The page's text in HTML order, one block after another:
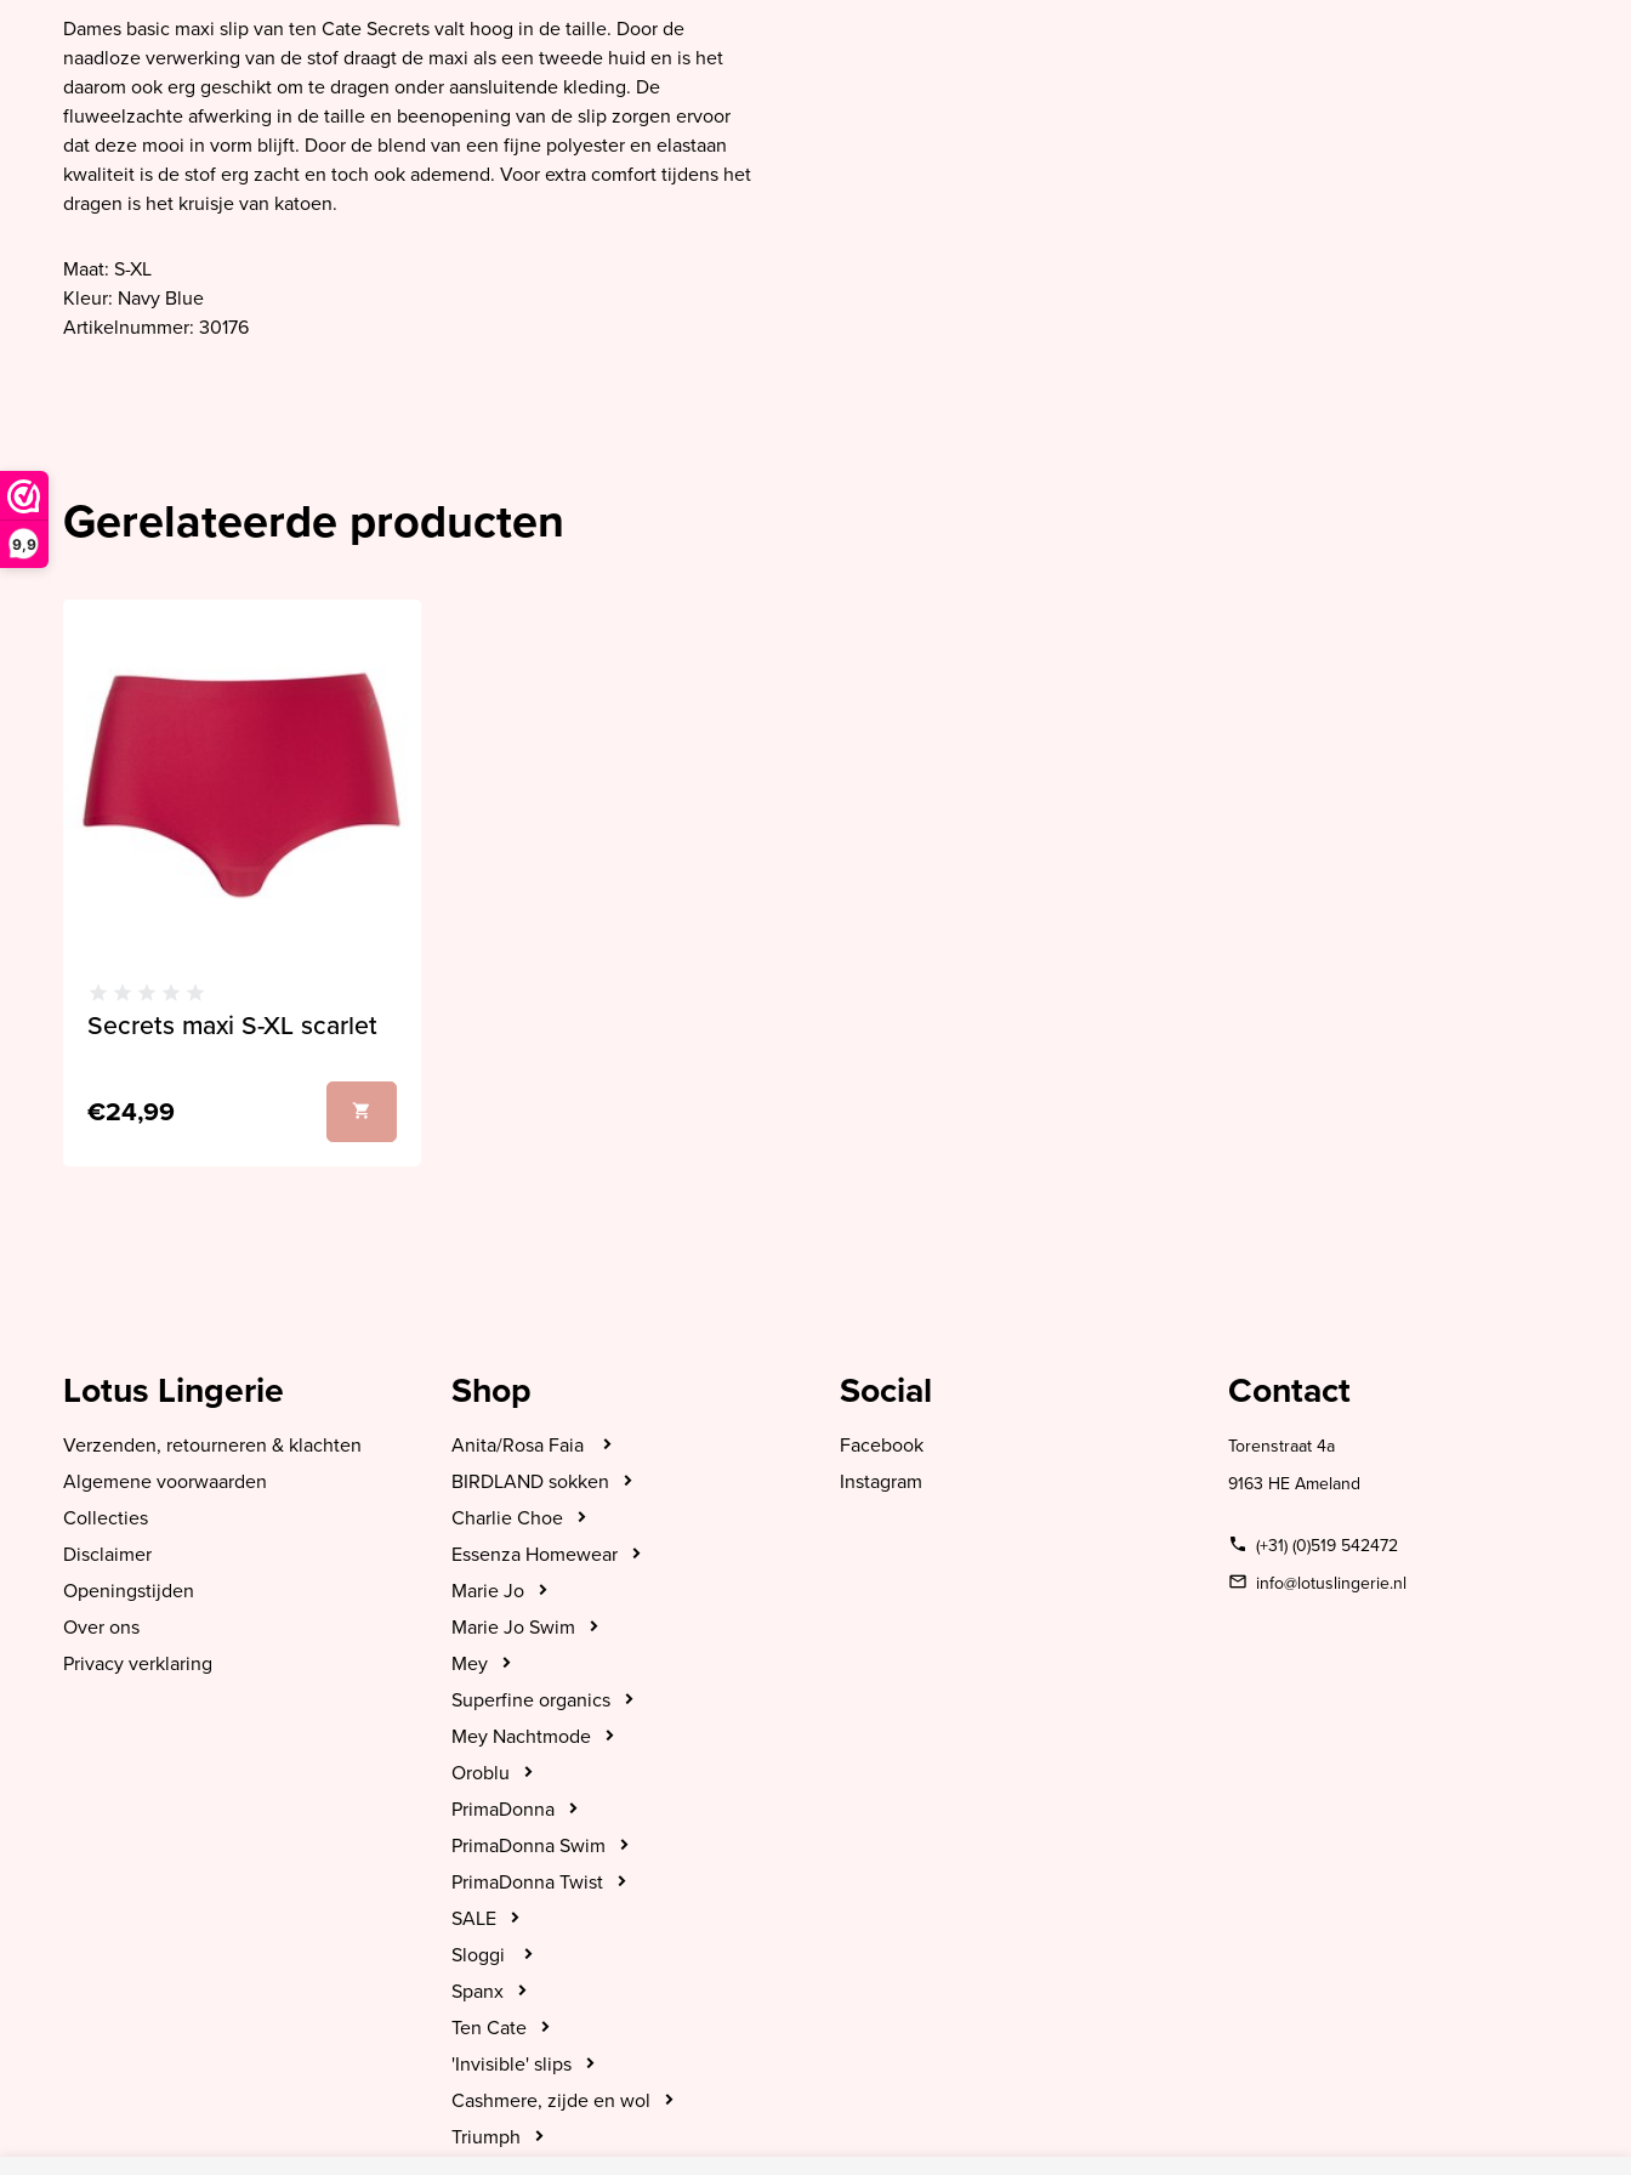
9,9
SALE PrimaDonna Twist
SALE PrimaDonna Swim
SALE Ten Cate
Dames basic maxi slip van ten Cate Secrets valt hoog in de taille. Door de
naadloze verwerking van de stof draagt de maxi als een tweede huid en is het
daarom ook erg geschikt om te dragen onder aansluitende kleding. De
fluweelzachte afwerking in de taille en beenopening van de slip zorgen ervoor
dat deze mooi in vorm blijft. Door de blend van een fijne polyester en elastaan
kwaliteit is de stof erg zacht en toch ook ademend. Voor extra comfort tijdens het
dragen is het kruisje van katoen.
Maat: S-XL
Kleur: Navy Blue
Artikelnummer: 30176
Gerelateerde producten
Secrets maxi S-XL scarlet
€24,99
Lotus Lingerie
Verzenden, retourneren & klachten
Algemene voorwaarden
Collecties
Disclaimer
Openingstijden
Over ons
Privacy verklaring
Shop
Anita/Rosa Faia
BIRDLAND sokken
Charlie Choe
Essenza Homewear
Marie Jo
Marie Jo Swim
Mey
Superfine organics
Mey Nachtmode
Oroblu
PrimaDonna
PrimaDonna Swim
PrimaDonna Twist
SALE
Sloggi
Spanx
Ten Cate
'Invisible' slips
Cashmere, zijde en wol
Triumph
Social
Facebook
Instagram
Contact
Torenstraat 4a
9163 HE Ameland
(+31) (0)519 542472
info@lotuslingerie.nl